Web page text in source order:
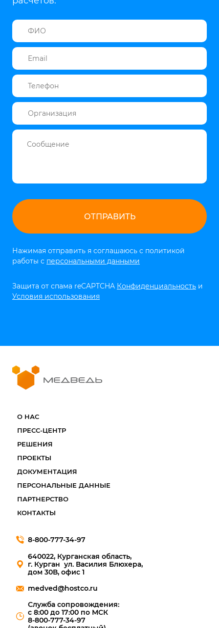
Нажимая отправить я соглашаюсь с политикой
работы с персональными данными
Защита от спама reCAPTCHA Конфиденциальность и
Условия использования
О НАС
ПРЕСС-ЦЕНТР
РЕШЕНИЯ
ПРОЕКТЫ
ДОКУМЕНТАЦИЯ
ПЕРСОНАЛЬНЫЕ ДАННЫЕ
ПАРТНЕРСТВО
КОНТАКТЫ
8-800-777-34-97
640022, Курганская область,
г. Курган ул. Василия Блюхера,
дом 30В, офис 1
medved@hostco.ru
Служба сопровождения:
с 8:00 до 17:00 по МСК
8-800-777-34-97